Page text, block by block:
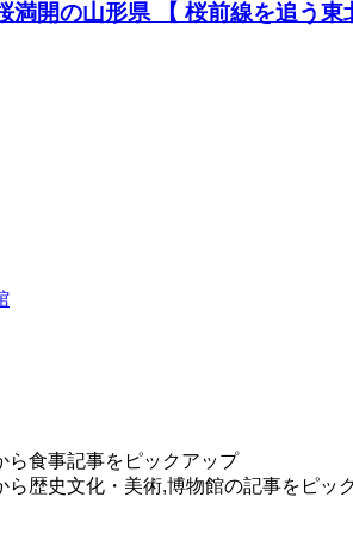
満開の山形県 【 桜前線を追う東
ら食事記事をピックアップ
ら歴史文化・美術,博物館の記事をピッ